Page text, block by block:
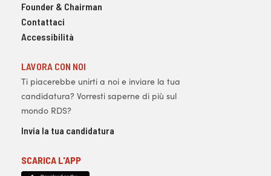
Founder & Chairman
Contattaci
Accessibilità
LAVORA CON NOI
Ti piacerebbe unirti a noi e inviare la tua
candidatura? Vorresti saperne di più sul
mondo RDS?
Invia la tua candidatura
SCARICA L'APP